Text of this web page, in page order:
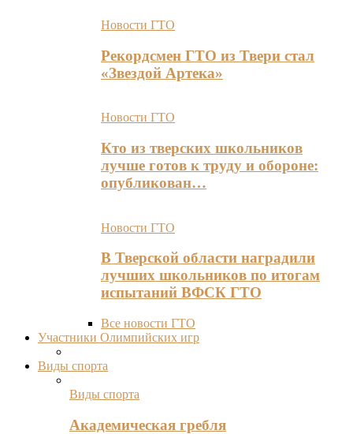
Новости ГТО
Рекордсмен ГТО из Твери стал
«Звездой Артека»
Новости ГТО
Кто из тверских школьников
лучше готов к труду и обороне:
опубликован…
Новости ГТО
В Тверской области наградили
лучших школьников по итогам
испытаний ВФСК ГТО
Все новости ГТО
Участники Олимпийских игр
Виды спорта
Виды спорта
Академическая гребля